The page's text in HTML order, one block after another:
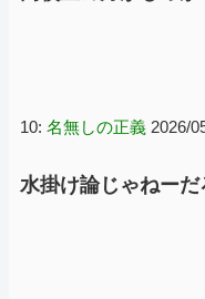
10: 名無しの正義 2026/
水掛け論じゃねー